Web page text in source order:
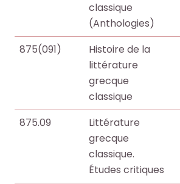
classique
(Anthologies)
875(091)
Histoire de la
littérature
grecque
classique
875.09
Littérature
grecque
classique.
Études critiques